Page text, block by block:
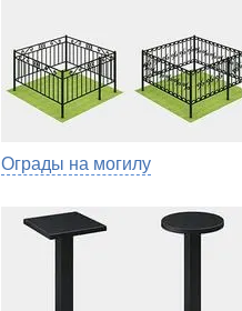
Ограды на могилу